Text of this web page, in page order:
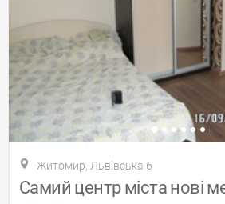
Житомир, Львівська 6
Самий центр міста нові